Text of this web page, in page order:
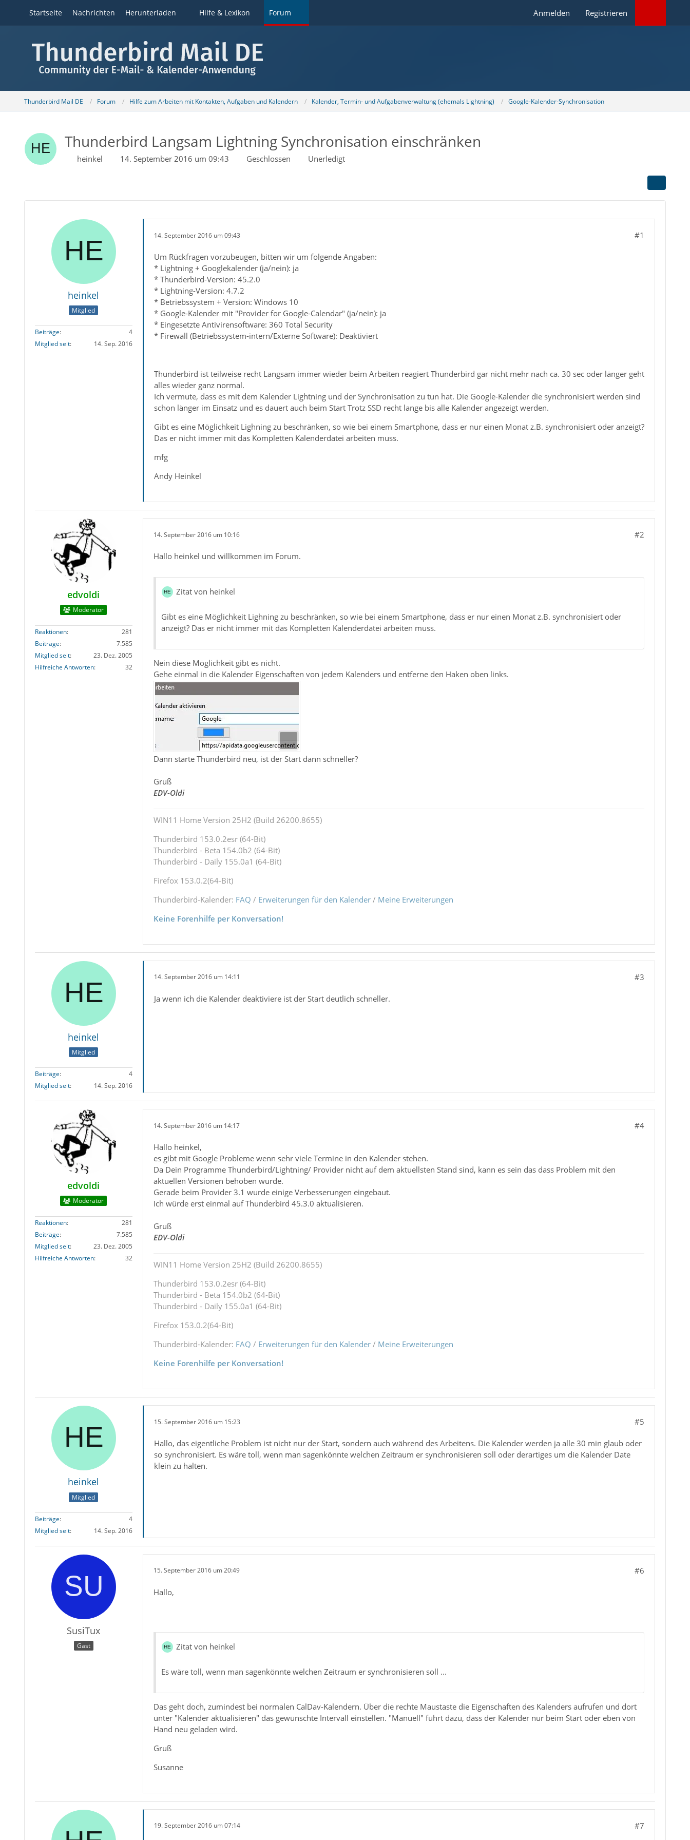
Startseite Nachrichten Herunterladen Hilfe & Lexikon Forum Anmelden Registrieren
Thunderbird Mail DE Forum Hilfe zum Arbeiten mit Kontakten, Aufgaben und Kalendern Kalender, Termin- und Aufgabenverwaltung (ehemals Lightning) Google-Kalender-Synchronisation
Thunderbird Langsam Lightning Synchronisation einschränken
heinkel 14. September 2016 um 09:43 Geschlossen Unerledigt
heinkel
Mitglied
Beiträge
4
Mitglied seit
14. Sep. 2016
14. September 2016 um 09:43 #1
Um Rückfragen vorzubeugen, bitten wir um folgende Angaben:
* Lightning + Googlekalender (ja/nein): ja
* Thunderbird-Version: 45.2.0
* Lightning-Version: 4.7.2
* Betriebssystem + Version: Windows 10
* Google-Kalender mit "Provider for Google-Calendar" (ja/nein): ja
* Eingesetzte Antivirensoftware: 360 Total Security
* Firewall (Betriebssystem-intern/Externe Software): Deaktiviert
Thunderbird ist teilweise recht Langsam immer wieder beim Arbeiten reagiert Thunderbird gar nicht mehr nach ca. 30 sec oder länger geht
alles wieder ganz normal.
Ich vermute, dass es mit dem Kalender Lightning und der Synchronisation zu tun hat. Die Google-Kalender die synchronisiert werden sind
schon länger im Einsatz und es dauert auch beim Start Trotz SSD recht lange bis alle Kalender angezeigt werden.
Gibt es eine Möglichkeit Lighning zu beschränken, so wie bei einem Smartphone, dass er nur einen Monat z.B. synchronisiert oder anzeigt?
Das er nicht immer mit das Kompletten Kalenderdatei arbeiten muss.
mfg
Andy Heinkel
edvoldi
Moderator
Reaktionen
281
Beiträge
7.585
Mitglied seit
23. Dez. 2005
Hilfreiche Antworten
32
14. September 2016 um 10:16 #2
Hallo heinkel und willkommen im Forum.
Zitat von heinkel
Gibt es eine Möglichkeit Lighning zu beschränken, so wie bei einem Smartphone, dass er nur einen Monat z.B. synchronisiert oder
anzeigt? Das er nicht immer mit das Kompletten Kalenderdatei arbeiten muss.
Nein diese Möglichkeit gibt es nicht.
Gehe einmal in die Kalender Eigenschaften von jedem Kalenders und entferne den Haken oben links.
Dann starte Thunderbird neu, ist der Start dann schneller?
Gruß
EDV-Oldi
WIN11 Home Version 25H2 (Build 26200.8655)
Thunderbird 153.0.2esr (64-Bit)
Thunderbird - Beta 154.0b2 (64-Bit)
Thunderbird - Daily 155.0a1 (64-Bit)
Firefox 153.0.2(64-Bit)
Thunderbird-Kalender: FAQ / Erweiterungen für den Kalender/ Meine Erweiterungen
Keine Forenhilfe per Konversation!
heinkel
Mitglied
Beiträge
4
Mitglied seit
14. Sep. 2016
14. September 2016 um 14:11 #3
Ja wenn ich die Kalender deaktiviere ist der Start deutlich schneller.
edvoldi
Moderator
Reaktionen
281
Beiträge
7.585
Mitglied seit
23. Dez. 2005
Hilfreiche Antworten
32
14. September 2016 um 14:17 #4
Hallo heinkel,
es gibt mit Google Probleme wenn sehr viele Termine in den Kalender stehen.
Da Dein Programme Thunderbird/Lightning/ Provider nicht auf dem aktuellsten Stand sind, kann es sein das dass Problem mit den
aktuellen Versionen behoben wurde.
Gerade beim Provider 3.1 wurde einige Verbesserungen eingebaut.
Ich würde erst einmal auf Thunderbird 45.3.0 aktualisieren.
Gruß
EDV-Oldi
WIN11 Home Version 25H2 (Build 26200.8655)
Thunderbird 153.0.2esr (64-Bit)
Thunderbird - Beta 154.0b2 (64-Bit)
Thunderbird - Daily 155.0a1 (64-Bit)
Firefox 153.0.2(64-Bit)
Thunderbird-Kalender: FAQ / Erweiterungen für den Kalender/ Meine Erweiterungen
Keine Forenhilfe per Konversation!
heinkel
Mitglied
Beiträge
4
Mitglied seit
14. Sep. 2016
15. September 2016 um 15:23 #5
Hallo, das eigentliche Problem ist nicht nur der Start, sondern auch während des Arbeitens. Die Kalender werden ja alle 30 min glaub oder
so synchronisiert. Es wäre toll, wenn man sagenkönnte welchen Zeitraum er synchronisieren soll oder derartiges um die Kalender Date
klein zu halten.
SusiTux
Gast
15. September 2016 um 20:49 #6
Hallo,
Zitat von heinkel
Es wäre toll, wenn man sagenkönnte welchen Zeitraum er synchronisieren soll ...
Das geht doch, zumindest bei normalen CalDav-Kalendern. Über die rechte Maustaste die Eigenschaften des Kalenders aufrufen und dort
unter "Kalender aktualisieren" das gewünschte Intervall einstellen. "Manuell" führt dazu, dass der Kalender nur beim Start oder eben von
Hand neu geladen wird.
Gruß
Susanne
19. September 2016 um 07:14 #7